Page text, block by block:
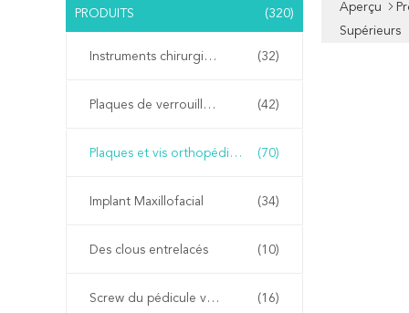
PRODUITS (320)
Instruments chirurgicaux orthopédiques (32)
Plaques de verrouillage orthopédiques (42)
Plaques et vis orthopédiques (70)
Implant Maxillofacial (34)
Des clous entrelacés (10)
Screw du pédicule vertébral (16)
Aperçu
Supérieurs